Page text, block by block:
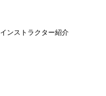
インストラクター紹介